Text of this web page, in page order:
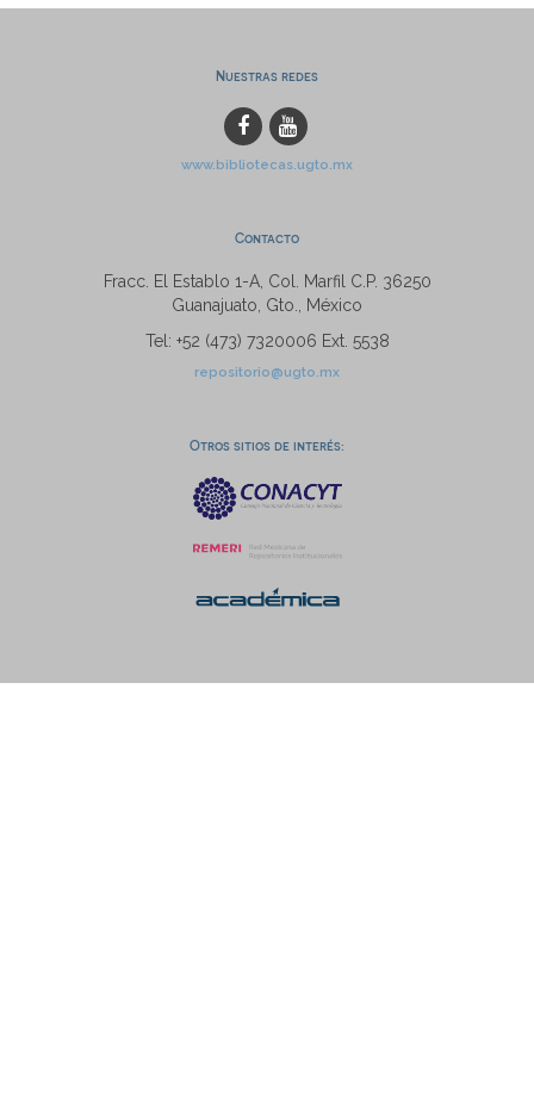
Nuestras redes
www.bibliotecas.ugto.mx
Contacto
Fracc. El Establo 1-A, Col. Marfil C.P. 36250
Guanajuato, Gto., México
Tel: +52 (473) 7320006 Ext. 5538
repositorio@ugto.mx
Otros sitios de interés: